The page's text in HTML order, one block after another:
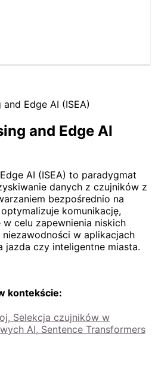
Edge AI (ISEA)
and Edge AI
AI (ISEA) to paradygmat
danych z czujników z
bezpośrednio na
komunikację,
celu zapewnienia niskich
w aplikacjach
jazda czy inteligentne miasta.
kontekście:
Selekcja czujników w
AI, Sentence Transformers